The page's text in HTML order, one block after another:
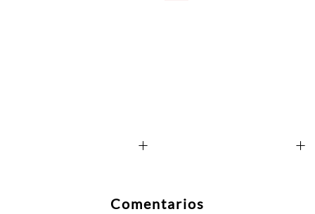
+ +
Comentarios